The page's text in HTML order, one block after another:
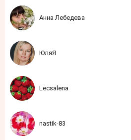
Анна Лебедева
ЮляЯ
Lecsalena
nastik-83